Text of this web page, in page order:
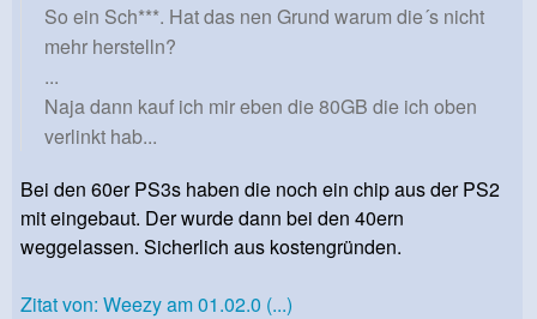
So ein Sch***. Hat das nen Grund warum die´s nicht
mehr herstelln?
...
Naja dann kauf ich mir eben die 80GB die ich oben
verlinkt hab...
Bei den 60er PS3s haben die noch ein chip aus der PS2
mit eingebaut. Der wurde dann bei den 40ern
weggelassen. Sicherlich aus kostengründen.
Zitat von: Weezy am 01.02.0 (...)